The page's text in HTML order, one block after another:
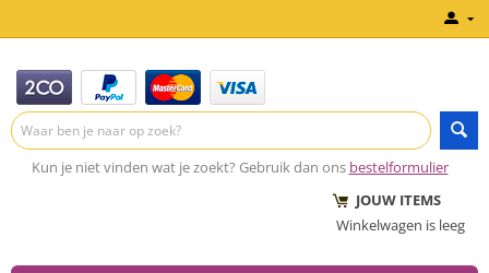
Kun je niet vinden wat je zoekt? Gebruik dan ons bestelformulier
JOUW ITEMS
Winkelwagen is leeg